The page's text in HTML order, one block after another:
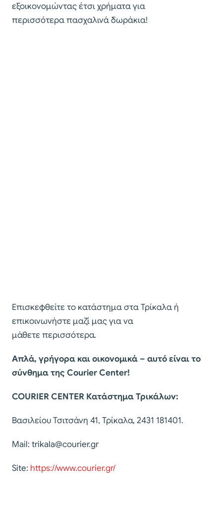
εξοικονομώντας έτσι χρήματα για
περισσότερα πασχαλινά δωράκια!
Επισκεφθείτε το κατάστημα στα Τρίκαλα ή
επικοινωνήστε μαζί μας για να
μάθετε περισσότερα.
Απλά, γρήγορα και οικονομικά – αυτό είναι το
σύνθημα της Courier Center!
COURIER CENTER Κατάστημα Τρικάλων:
Βασιλείου Τσιτσάνη 41, Τρίκαλα, 2431 181401.
Mail: trikala@courier.gr
Site: https://www.courier.gr/